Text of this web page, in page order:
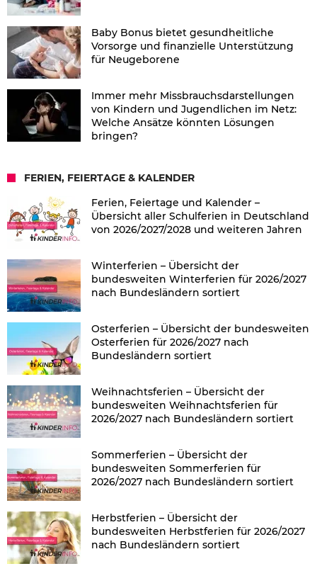
Baby Bonus bietet gesundheitliche
Vorsorge und finanzielle Unterstützung
für Neugeborene
Immer mehr Missbrauchsdarstellungen
von Kindern und Jugendlichen im Netz:
Welche Ansätze könnten Lösungen
bringen?
FERIEN, FEIERTAGE & KALENDER
Ferien, Feiertage und Kalender –
Übersicht aller Schulferien in Deutschland
von 2026/2027/2028 und weiteren Jahren
Winterferien – Übersicht der
bundesweiten Winterferien für 2026/2027
nach Bundesländern sortiert
Osterferien – Übersicht der bundesweiten
Osterferien für 2026/2027 nach
Bundesländern sortiert
Weihnachtsferien – Übersicht der
bundesweiten Weihnachtsferien für
2026/2027 nach Bundesländern sortiert
Sommerferien – Übersicht der
bundesweiten Sommerferien für
2026/2027 nach Bundesländern sortiert
Herbstferien – Übersicht der
bundesweiten Herbstferien für 2026/2027
nach Bundesländern sortiert